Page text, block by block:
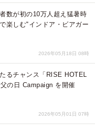
数が初の10万人超え猛暑時
楽しむ"インドア・ビアガー
2026年05月18日 08時
るチャンス「RISE HOTEL
の日 Campaign を開催
2026年05月01日 07時